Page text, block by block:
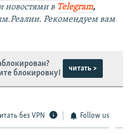
новостями в Telegram,
Рекомендуем вам
блокировку!
читать >
без VPN Follow us